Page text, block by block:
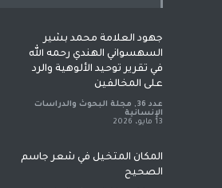
جهود العلامة محمد بشير
السهسواني الهندي رحمه الله
في تقرير توحيد الألوهية والرد
على المخالفين
عدد 36 , مجلة البحوث والدراسات
الإنسانية
13 مايو، 2026
المكان المتخيل في شعر جاسم
الصحيح